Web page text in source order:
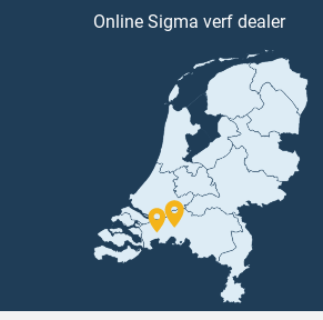
Online Sigma verf dealer